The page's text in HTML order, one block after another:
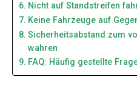
Nicht auf Standstreifen
Keine Fahrzeuge auf
Sicherheitsabstand zum
wahren
FAQ: Häufig gestellte